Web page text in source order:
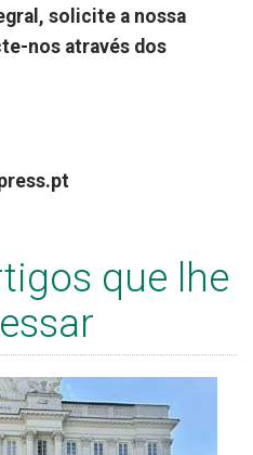
solicite a nossa
nos através dos
que lhe